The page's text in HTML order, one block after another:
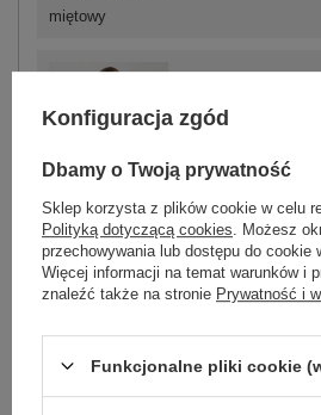
miętowy
fluo zielony
ZALOGUJ SIĘ I
Masz pytanie? Chętnie pomożemy.
Konfiguracja zgód
Dbamy o Twoją prywatność
Sklep korzysta z plików cookie w celu
Polityką dotyczącą cookies . Możesz
przechowywania lub dostępu do cookie
Więcej informacji na temat warunków i
znaleźć także na stronie Prywatność i
Funkcjonalne pliki cookie